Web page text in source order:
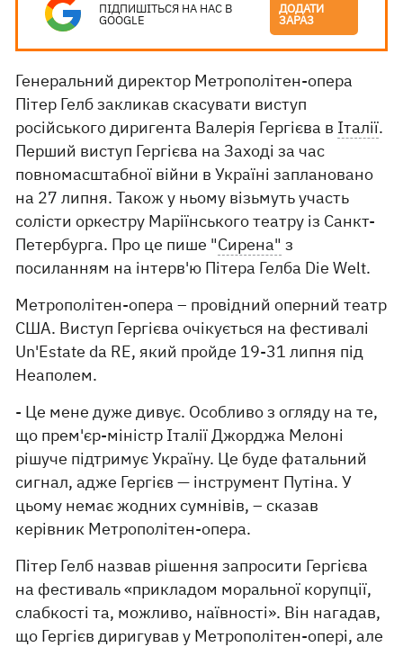
ПІДПИШІТЬСЯ НА НАС В
GOOGLE
ДОДАТИ
ЗАРАЗ
Генеральний директор Метрополітен-опера
Пітер Гелб закликав скасувати виступ
російського диригента Валерія Гергієва в Італії.
Перший виступ Гергієва на Заході за час
повномасштабної війни в Україні заплановано
на 27 липня. Також у ньому візьмуть участь
солісти оркестру Маріїнського театру із Санкт-
Петербурга. Про це пише "Сирена" з
посиланням на інтерв'ю Пітера Гелба Die Welt.
Метрополітен-опера – провідний оперний театр
США. Виступ Гергієва очікується на фестивалі
Un'Estate da RE, який пройде 19-31 липня під
Неаполем.
- Це мене дуже дивує. Особливо з огляду на те,
що прем'єр-міністр Італії Джорджа Мелоні
рішуче підтримує Україну. Це буде фатальний
сигнал, адже Гергієв — інструмент Путіна. У
цьому немає жодних сумнівів, – сказав
керівник Метрополітен-опера.
Пітер Гелб назвав рішення запросити Гергієва
на фестиваль «прикладом моральної корупції,
слабкості та, можливо, наївності». Він нагадав,
що Гергієв диригував у Метрополітен-опері, але